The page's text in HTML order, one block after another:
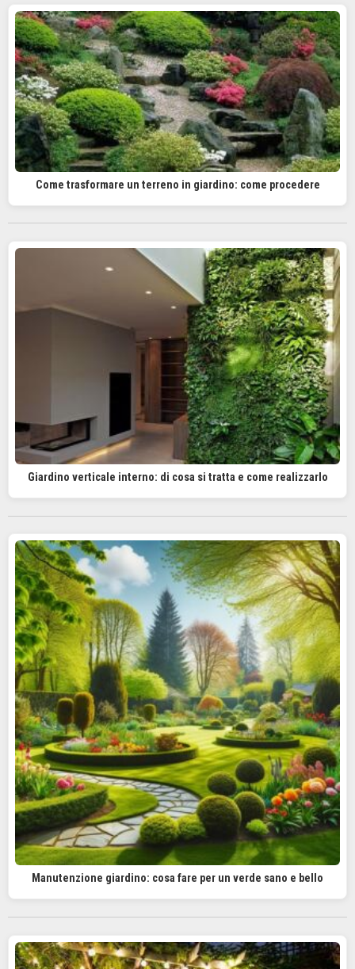
Come trasformare un terreno in giardino: come procedere
Giardino verticale interno: di cosa si tratta e come realizzarlo
Manutenzione giardino: cosa fare per un verde sano e bello